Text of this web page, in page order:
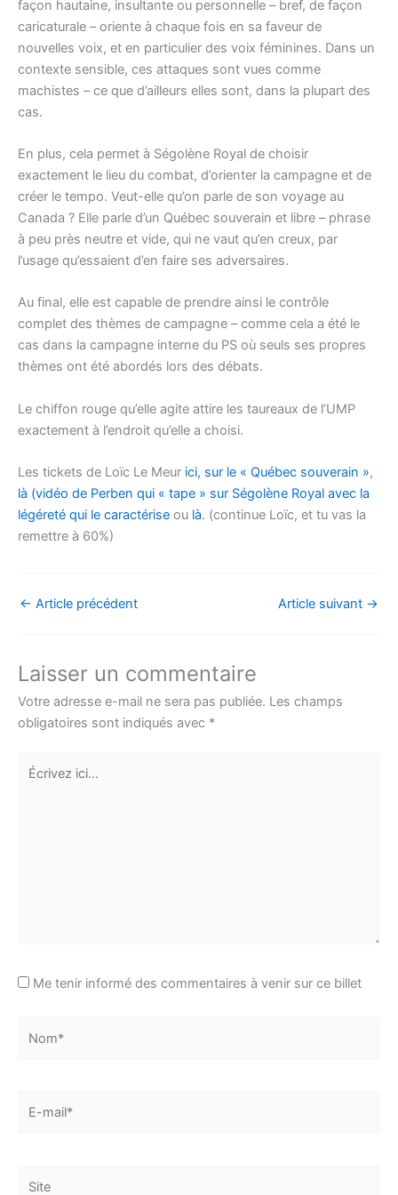
façon hautaine, insultante ou personnelle – bref, de façon
caricaturale – oriente à chaque fois en sa faveur de
nouvelles voix, et en particulier des voix féminines. Dans un
contexte sensible, ces attaques sont vues comme
machistes – ce que d’ailleurs elles sont, dans la plupart des
cas.
En plus, cela permet à Ségolène Royal de choisir
exactement le lieu du combat, d’orienter la campagne et de
créer le tempo. Veut-elle qu’on parle de son voyage au
Canada ? Elle parle d’un Québec souverain et libre – phrase
à peu près neutre et vide, qui ne vaut qu’en creux, par
l’usage qu’essaient d’en faire ses adversaires.
Au final, elle est capable de prendre ainsi le contrôle
complet des thèmes de campagne – comme cela a été le
cas dans la campagne interne du PS où seuls ses propres
thèmes ont été abordés lors des débats.
Le chiffon rouge qu’elle agite attire les taureaux de l’UMP
exactement à l’endroit qu’elle a choisi.
Les tickets de Loïc Le Meur ici, sur le « Québec souverain »,
là (vidéo de Perben qui « tape » sur Ségolène Royal avec la
légéreté qui le caractérise ou là. (continue Loïc, et tu vas la
remettre à 60%)
← Article précédent Article suivant →
Laisser un commentaire
Votre adresse e-mail ne sera pas publiée. Les champs
obligatoires sont indiqués avec *
Écrivez
Me tenir informé des commentaires à venir sur ce billet
mail*